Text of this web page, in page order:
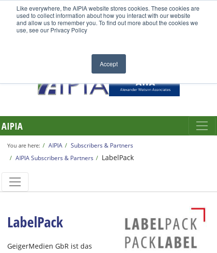
Like everywhere, the AIPIA website stores cookies. These cookies are
used to collect information about how you interact with our website
and allow us to remember you. To find out more about the cookies we
use, see our Privacy Policy
Accept
AIPIA
You are here: AIPIA
Subscribers & Partners
AIPIA Subscribers & Partners
LabelPack
LabelPack
GeigerMedien GbR ist das